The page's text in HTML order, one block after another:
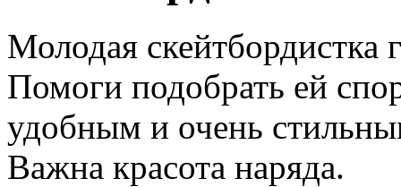
Молодая скейтбордистка
Помоги подобрать ей
удобным и очень
Важна красота наряда.